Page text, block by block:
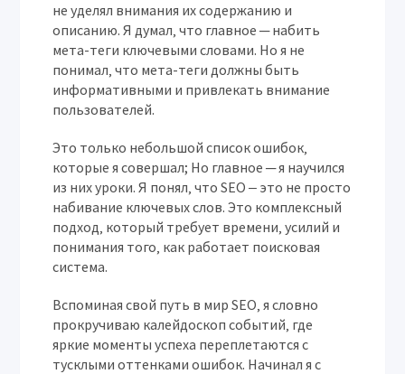
не уделял внимания их содержанию и
описанию. Я думал‚ что главное ─ набить
мета-теги ключевыми словами. Но я не
понимал‚ что мета-теги должны быть
информативными и привлекать внимание
пользователей.
Это только небольшой список ошибок‚
которые я совершал; Но главное ─ я научился
из них уроки. Я понял‚ что SEO ‒ это не просто
набивание ключевых слов. Это комплексный
подход‚ который требует времени‚ усилий и
понимания того‚ как работает поисковая
система.
Вспоминая свой путь в мир SEO‚ я словно
прокручиваю калейдоскоп событий‚ где
яркие моменты успеха переплетаются с
тусклыми оттенками ошибок. Начинал я с